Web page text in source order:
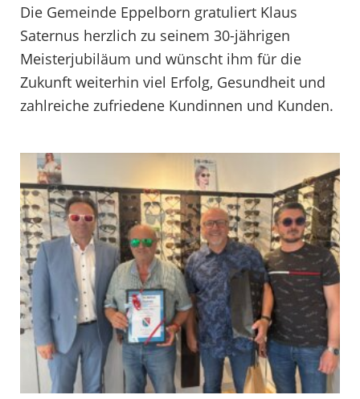
Die Gemeinde Eppelborn gratuliert Klaus
Saternus herzlich zu seinem 30-jährigen
Meisterjubiläum und wünscht ihm für die
Zukunft weiterhin viel Erfolg, Gesundheit und
zahlreiche zufriedene Kundinnen und Kunden.